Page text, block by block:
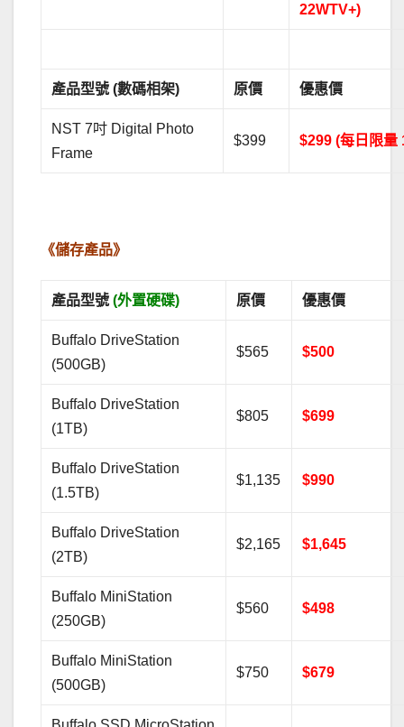
22WTV+)
產品型號 (數碼相架) 原價 優惠價
NST 7吋 Digital Photo
Frame
$399 $299 (每日限量
《儲存產品》
產品型號(外置硬碟) 原價 優惠價
Buffalo DriveStation
(500GB)
$565 $500
Buffalo DriveStation
(1TB)
$805 $699
Buffalo DriveStation
(1.5TB)
$1,135 $990
Buffalo DriveStation
(2TB)
$2,165 $1,645
Buffalo MiniStation
(250GB)
$560 $498
Buffalo MiniStation
(500GB)
$750 $679